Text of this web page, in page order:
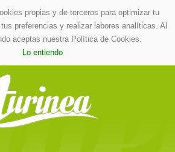
propias y de terceros para optimizar tu
preferencias y realizar labores analíticas. Al
aceptas nuestra Política de Cookies.
Lo entiendo